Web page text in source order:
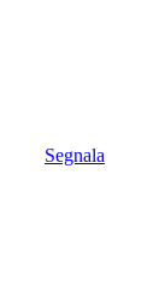
Segnala